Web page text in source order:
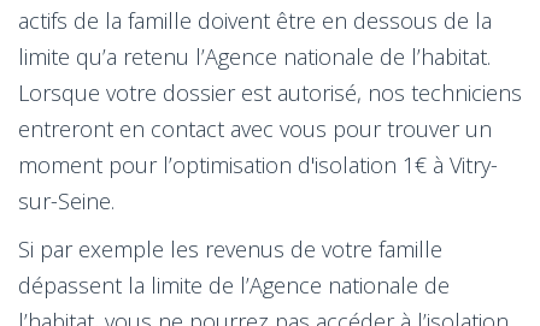
actifs de la famille doivent être en dessous de la
limite qu’a retenu l’Agence nationale de l’habitat.
Lorsque votre dossier est autorisé, nos techniciens
entreront en contact avec vous pour trouver un
moment pour l’optimisation d'isolation 1€ à Vitry-
sur-Seine.
Si par exemple les revenus de votre famille
dépassent la limite de l’Agence nationale de